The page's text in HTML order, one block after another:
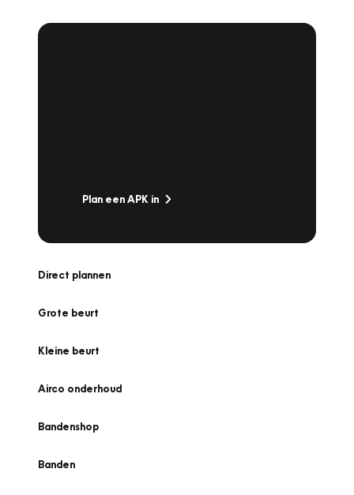
Plan een APK in
Direct plannen
Grote beurt
Kleine beurt
Airco onderhoud
Bandenshop
Banden